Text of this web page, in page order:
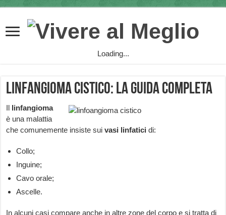
Loading...
Linfangioma cistico: la guida completa
Il linfangioma
è una malattia
che comunemente insiste sui vasi linfatici di:
Collo;
Inguine;
Cavo orale;
Ascelle.
In alcuni casi compare anche in altre zone del corpo e si tratta di